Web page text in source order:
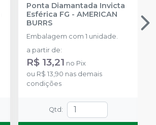
Ponta Diamantada Invicta
Esférica FG - AMERICAN
BURRS
Embalagem com 1 unidade.
a partir de:
R$ 13,21 no Pix
ou R$ 13,90 nas demais
condições
Qtd :